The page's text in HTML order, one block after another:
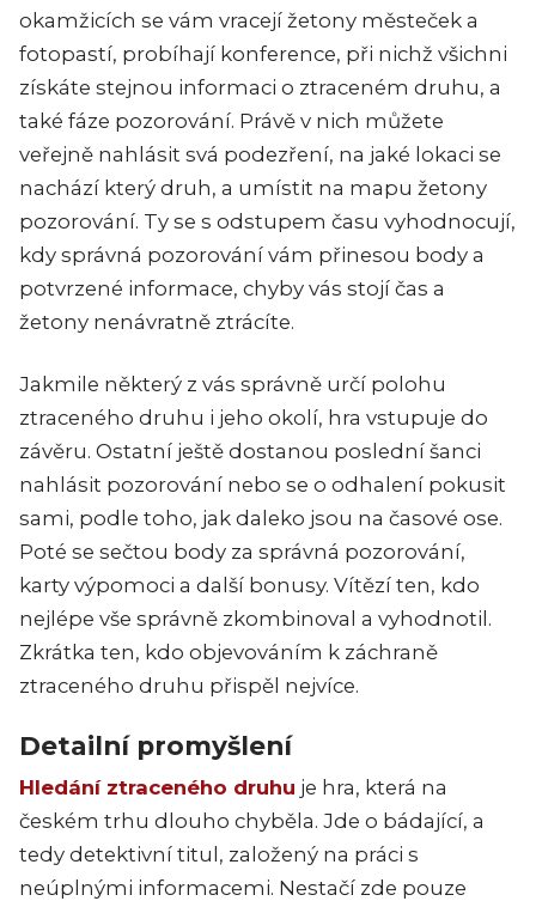
okamžicích se vám vracejí žetony městeček a
fotopastí, probíhají konference, při nichž všichni
získáte stejnou informaci o ztraceném druhu, a
také fáze pozorování. Právě v nich můžete
veřejně nahlásit svá podezření, na jaké lokaci se
nachází který druh, a umístit na mapu žetony
pozorování. Ty se s odstupem času vyhodnocují,
kdy správná pozorování vám přinesou body a
potvrzené informace, chyby vás stojí čas a
žetony nenávratně ztrácíte.
Jakmile některý z vás správně určí polohu
ztraceného druhu i jeho okolí, hra vstupuje do
závěru. Ostatní ještě dostanou poslední šanci
nahlásit pozorování nebo se o odhalení pokusit
sami, podle toho, jak daleko jsou na časové ose.
Poté se sečtou body za správná pozorování,
karty výpomoci a další bonusy. Vítězí ten, kdo
nejlépe vše správně zkombinoval a vyhodnotil.
Zkrátka ten, kdo objevováním k záchraně
ztraceného druhu přispěl nejvíce.
Detailní promyšlení
Hledání ztraceného druhu je hra, která na
českém trhu dlouho chyběla. Jde o bádající, a
tedy detektivní titul, založený na práci s
neúplnými informacemi. Nestačí zde pouze